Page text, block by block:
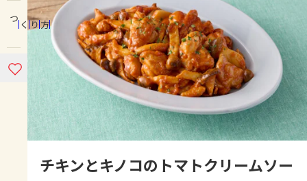
ホーム
コンテンツ
レシピ
人気の食材・レシピ
きゅうり なす トマト
とうもろこし
ピーマン
みょうが ゴーヤ
つくり方
チキンとキノコのトマトクリームソー